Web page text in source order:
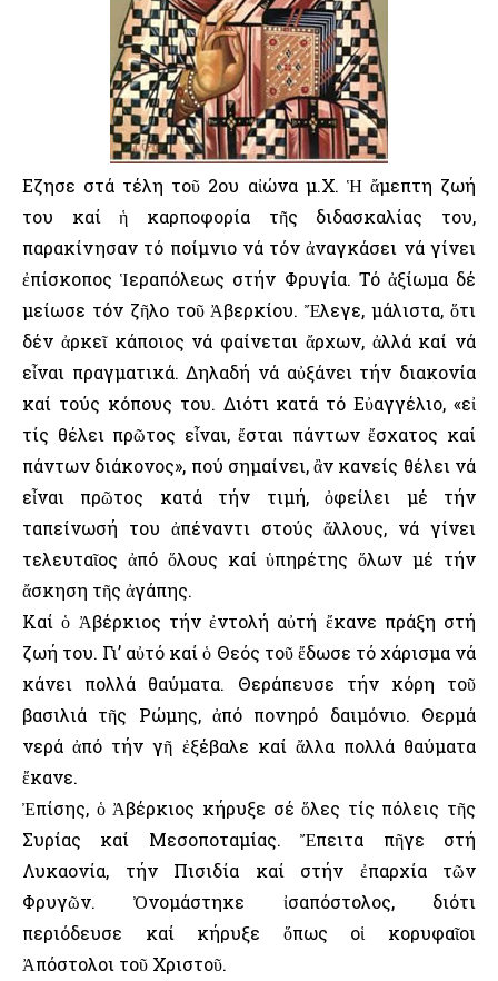
Εζησε στά τέλη τοῦ 2ου αἰώνα μ.Χ. Ἡ ἄμεπτη ζωή
του καί ἡ καρποφορία τῆς διδασκαλίας του,
παρακίνησαν τό ποίμνιο νά τόν ἀναγκάσει νά γίνει
ἐπίσκοπος Ἱεραπόλεως στήν Φρυγία. Τό ἀξίωμα δέ
μείωσε τόν ζῆλο τοῦ Ἀβερκίου. Ἔλεγε, μάλιστα, ὅτι
δέν ἀρκεῖ κάποιος νά φαίνεται ἄρχων, ἀλλά καί νά
εἶναι πραγματικά. Δηλαδή νά αὐξάνει τήν διακονία
καί τούς κόπους του. Διότι κατά τό Εὐαγγέλιο, «εἰ
τίς θέλει πρῶτος εἶναι, ἔσται πάντων ἔσχατος καί
πάντων διάκονος», πού σημαίνει, ἂν κανείς θέλει νά
εἶναι πρῶτος κατά τήν τιμή, ὀφείλει μέ τήν
ταπείνωσή του ἀπέναντι στούς ἄλλους, νά γίνει
τελευταῖος ἀπό ὅλους καί ὑπηρέτης ὅλων μέ τήν
ἄσκηση τῆς ἀγάπης.
Καί ὁ Ἀβέρκιος τήν ἐντολή αὐτή ἔκανε πράξη στή
ζωή του. Γι’ αὐτό καί ὁ Θεός τοῦ ἔδωσε τό χάρισμα νά
κάνει πολλά θαύματα. Θεράπευσε τήν κόρη τοῦ
βασιλιά τῆς Ρώμης, ἀπό πονηρό δαιμόνιο. Θερμά
νερά ἀπό τήν γῆ ἐξέβαλε καί ἄλλα πολλά θαύματα
ἔκανε.
Ἐπίσης, ὁ Ἀβέρκιος κήρυξε σέ ὅλες τίς πόλεις τῆς
Συρίας καί Μεσοποταμίας. Ἔπειτα πῆγε στή
Λυκαονία, τήν Πισιδία καί στήν ἐπαρχία τῶν
Φρυγῶν. Ὀνομάστηκε ἰσαπόστολος, διότι
περιόδευσε καί κήρυξε ὅπως οἱ κορυφαῖοι
Ἀπόστολοι τοῦ Χριστοῦ.